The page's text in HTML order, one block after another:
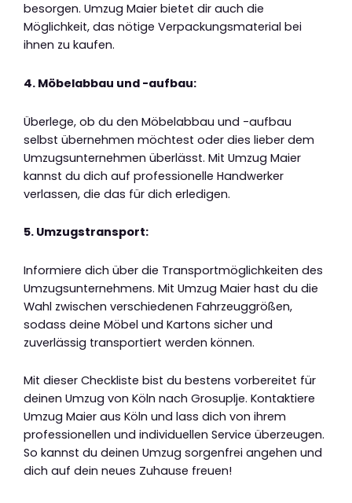
besorgen. Umzug Maier bietet dir auch die
Möglichkeit, das nötige Verpackungsmaterial bei
ihnen zu kaufen.
4. Möbelabbau und -aufbau:
Überlege, ob du den Möbelabbau und -aufbau
selbst übernehmen möchtest oder dies lieber dem
Umzugsunternehmen überlässt. Mit Umzug Maier
kannst du dich auf professionelle Handwerker
verlassen, die das für dich erledigen.
5. Umzugstransport:
Informiere dich über die Transportmöglichkeiten des
Umzugsunternehmens. Mit Umzug Maier hast du die
Wahl zwischen verschiedenen Fahrzeuggrößen,
sodass deine Möbel und Kartons sicher und
zuverlässig transportiert werden können.
Mit dieser Checkliste bist du bestens vorbereitet für
deinen Umzug von Köln nach Grosuplje. Kontaktiere
Umzug Maier aus Köln und lass dich von ihrem
professionellen und individuellen Service überzeugen.
So kannst du deinen Umzug sorgenfrei angehen und
dich auf dein neues Zuhause freuen!